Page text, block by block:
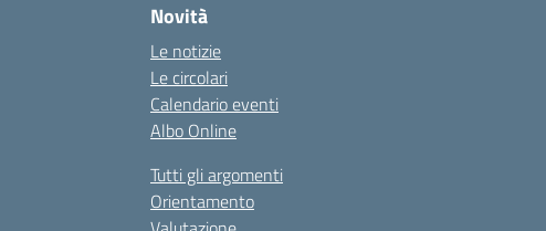
Novità
Le notizie
Le circolari
Calendario eventi
Albo Online
Tutti gli argomenti
Orientamento